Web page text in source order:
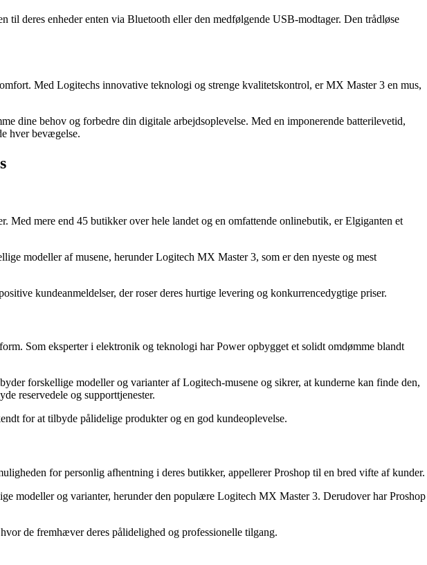
deres enheder enten via Bluetooth eller den medfølgende USB-modtager. Den trådløse
Med Logitechs innovative teknologi og strenge kvalitetskontrol, er MX Master 3 en mus,
dine behov og forbedre din digitale arbejdsoplevelse. Med en imponerende batterilevetid,
hver bevægelse.
Med mere end 45 butikker over hele landet og en omfattende onlinebutik, er Elgiganten et
modeller af musene, herunder Logitech MX Master 3, som er den nyeste og mest
kundeanmeldelser, der roser deres hurtige levering og konkurrencedygtige priser.
Som eksperter i elektronik og teknologi har Power opbygget et solidt omdømme blandt
forskellige modeller og varianter af Logitech-musene og sikrer, at kunderne kan finde den,
reservedele og supporttjenester.
for at tilbyde pålidelige produkter og en god kundeoplevelse.
for personlig afhentning i deres butikker, appellerer Proshop til en bred vifte af kunder.
modeller og varianter, herunder den populære Logitech MX Master 3. Derudover har Proshop
de fremhæver deres pålidelighed og professionelle tilgang.